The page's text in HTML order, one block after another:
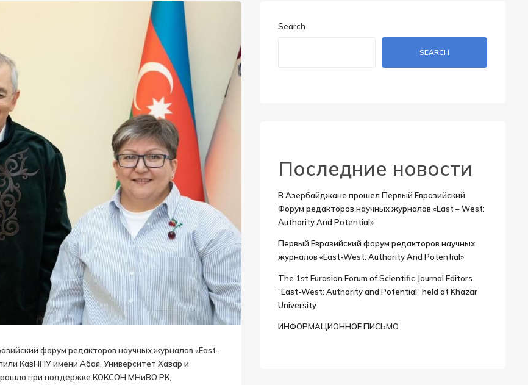
форум редакторов научных журналов «East-
КазНПУ имени Абая, Университет Хазар и
при поддержке КОКСОН МНиВО РК,
Search
SEARCH
Последние новости
В Азербайджане прошел Первый Евразийский
Форум редакторов научных журналов «East – West:
Authority And Potential»
Первый Евразийский форум редакторов научных
журналов «East-West: Authority And Potential»
The 1st Eurasian Forum of Scientific Journal Editors
“East-West: Authority and Potential” held at Khazar
University
ИНФОРМАЦИОННОЕ ПИСЬМО